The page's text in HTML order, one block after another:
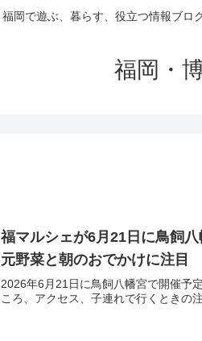
福岡で遊ぶ、暮らす、役立つ情報ブロ
福岡・
福マルシェが6月21日に鳥飼
元野菜と朝のおでかけに注目
2026年6月21日に鳥飼八幡宮で開催予
ころ、アクセス、子連れで行くときの